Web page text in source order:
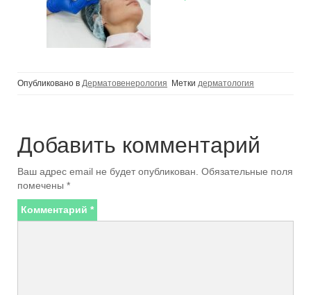
Опубликовано в Дерматовенерология Метки дерматология
Добавить комментарий
Ваш адрес email не будет опубликован. Обязательные поля
помечены *
Комментарий *